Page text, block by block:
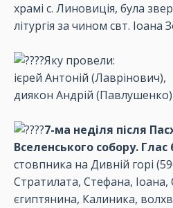
храмі с. Линовиція, була
літургія за чином свт. Іоана
Яку провели:
ієрей Антоній (Лаврінович),
диякон Андрій (Павлушенко)
7-ма неділя після
Вселенського собору. Глас
стовпника на Дивній горі
Стратилата, Стефана, Іоана,
єгиптянина, Калиника,